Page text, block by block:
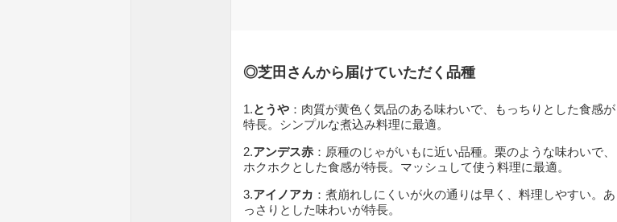
◎芝田さんから届けていただく品種
1.とうや ：肉質が黄色く気品のある味わいで、もっちりとした食感が
特長。シンプルな煮込み料理に最適。
2.アンデス赤 ：原種のじゃがいもに近い品種。栗のような味わいで、
ホクホクとした食感が特長。マッシュして使う料理に最適。
3.アイノアカ ：煮崩れしにくいが火の通りは早く、料理しやすい。あ
っさりとした味わいが特長。